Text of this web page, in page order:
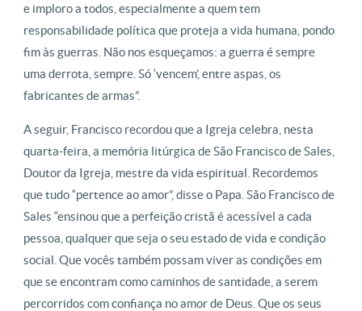
e imploro a todos, especialmente a quem tem
responsabilidade política que proteja a vida humana, pondo
fim às guerras. Não nos esqueçamos: a guerra é sempre
uma derrota, sempre. Só ‘vencem’, entre aspas, os
fabricantes de armas”.
A seguir, Francisco recordou que a Igreja celebra, nesta
quarta-feira, a memória litúrgica de São Francisco de Sales,
Doutor da Igreja, mestre da vida espiritual. Recordemos
que tudo “pertence ao amor”, disse o Papa. São Francisco de
Sales “ensinou que a perfeição cristã é acessível a cada
pessoa, qualquer que seja o seu estado de vida e condição
social. Que vocês também possam viver as condições em
que se encontram como caminhos de santidade, a serem
percorridos com confiança no amor de Deus. Que os seus